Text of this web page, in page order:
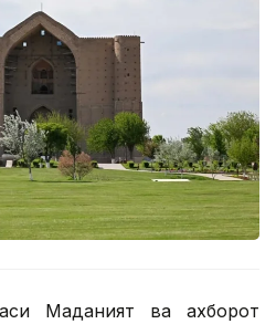
Маданият ва ахборот